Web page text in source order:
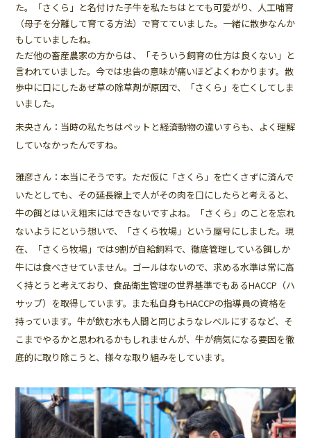
た。「さくら」と名付けた子牛を私たちはとても可愛がり、人工哺育
（母子を分離して育てる方法）で育てていました。一緒に散歩なんか
もしていましたね。
ただ他の畜産農家の方からは、「そういう飼育の仕方は良くない」と
言われていました。今では忠告の意味が痛いほどよくわかります。散
歩中に口にしたあぜ草の除草剤が原因で、「さくら」を亡くしてしま
いました。
未央さん：当時の私たちはペットと経済動物の違いすらも、よく理解
していなかったんですね。
雅彦さん：本当にそうです。ただ仮に「さくら」を亡くさずに済んで
いたとしても、その延長線上で人がその肉を口にしたらと考えると、
牛の餌とはいえ粗末にはできないですよね。「さくら」のことを忘れ
ないようにという想いで、「さくら牧場」という屋号にしました。現
在、「さくら牧場」では9割が自給飼料で、徹底管理している餌しか
牛には食べさせていません。ゴールはないので、求める水準は常に高
く持とうと考えており、食品衛生管理の世界基準でもあるHACCP（ハ
サップ）を取得しています。また私自身もHACCPの指導員の資格を
持っています。牛が飲む水も人間と同じようなレベルにするなど、そ
こまでやるかと思われるかもしれませんが、牛が病気になる要因を徹
底的に取り除こうと、様々な取り組みをしています。